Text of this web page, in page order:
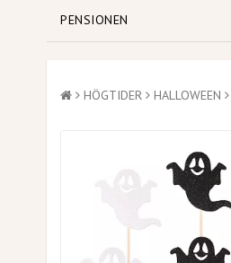
PENSIONEN
HÖGTIDER HALLOWEEN